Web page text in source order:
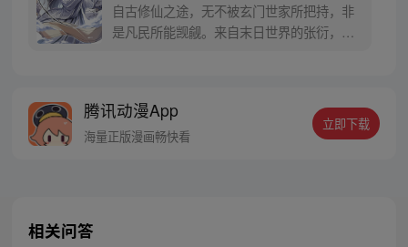
自古修仙之途，无不被玄门世家所把持，非
是凡民所能觊觎。来自末日世界的张衍，得
腾讯动漫App
海量正版漫画畅快看
立即下载
相关问答